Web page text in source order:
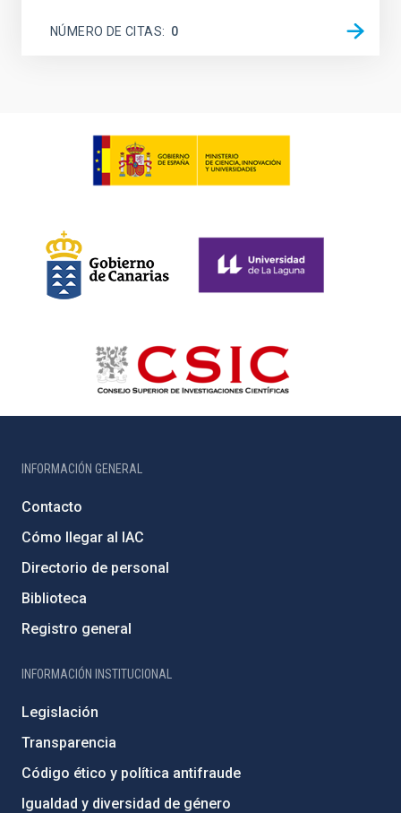
NÚMERO DE CITAS 0
INFORMACIÓN GENERAL
Contacto
Cómo llegar al IAC
Directorio de personal
Biblioteca
Registro general
INFORMACIÓN INSTITUCIONAL
Legislación
Transparencia
Código ético y política antifraude
Igualdad y diversidad de género